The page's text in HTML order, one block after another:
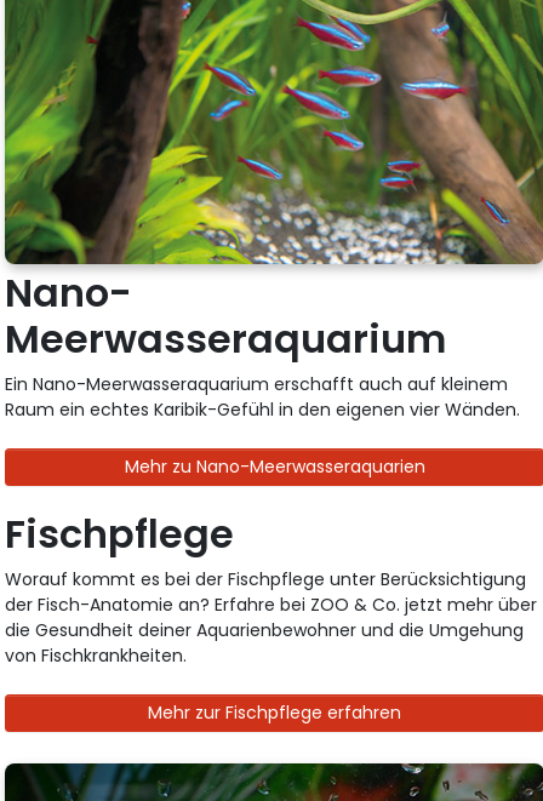
Nano-
Meerwasseraquarium
Ein Nano-Meerwasseraquarium erschafft auch auf kleinem
Raum ein echtes Karibik-Gefühl in den eigenen vier Wänden.
Mehr zu Nano-Meerwasseraquarien
Fischpflege
Worauf kommt es bei der Fischpflege unter Berücksichtigung
der Fisch-Anatomie an? Erfahre bei ZOO & Co. jetzt mehr über
die Gesundheit deiner Aquarienbewohner und die Umgehung
von Fischkrankheiten.
Mehr zur Fischpflege erfahren